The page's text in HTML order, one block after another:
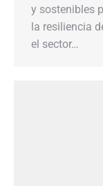
y sostenibles
la resiliencia
el sector…